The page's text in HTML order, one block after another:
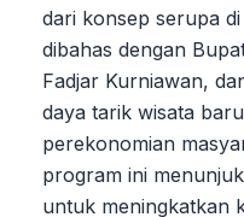
dari konsep serupa
dibahas dengan
Fadjar Kurniawan,
daya tarik wisata
perekonomian
program ini
untuk meningkatkan